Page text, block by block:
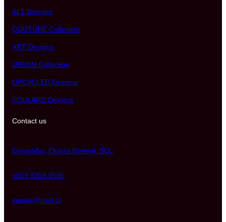
ALT Designs
COUTURE Collection
ART Designs
URBAN Collection
UPCYCLED Designs
FOULARD Designs
Contact us
Compañia, Quinta Normal, SCL
+569 9359 9586
ventas@rival.cl